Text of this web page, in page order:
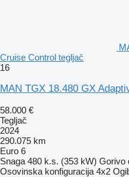
Cruise Control tegljač
16
MAN TGX 18.480 GX
58.000 €
Tegljač
2024
290.075 km
Euro 6
Snaga 480 k.s. (353 kW) Gorivo
Osovinska konfiguracija 4x2